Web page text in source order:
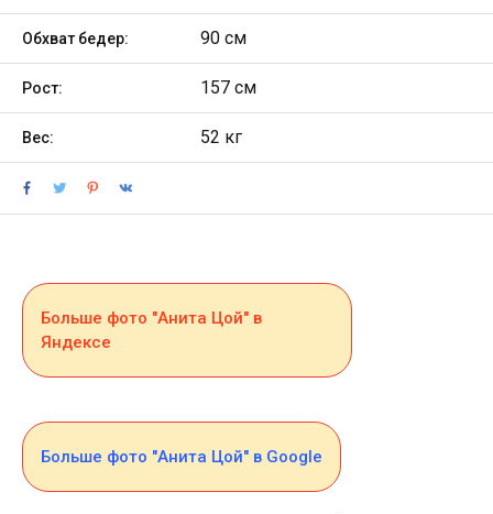
Обхват бедер: 90 см
Рост: 157 см
Вес: 52 кг
Больше фото "Анита Цой" в
Яндексе
Больше фото "Анита Цой" в Google